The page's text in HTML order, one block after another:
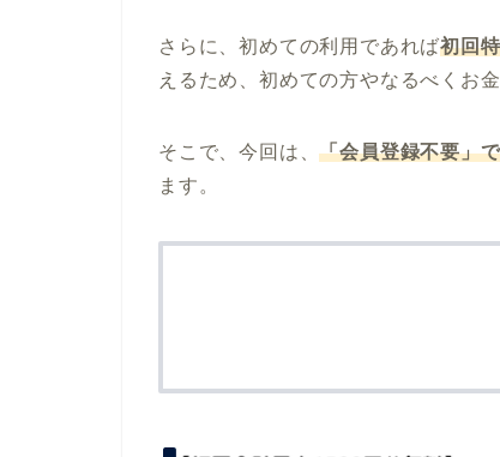
さらに、初めての利用であれば初回
えるため、初めての方やなるべくお
そこで、今回は、「会員登録不要」
ます。